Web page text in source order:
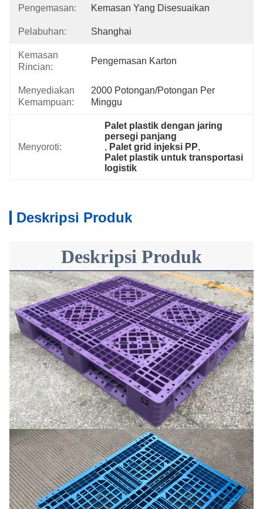
Pengemasan: Kemasan Yang Disesuaikan
Pelabuhan: Shanghai
Kemasan
Rincian:
Pengemasan Karton
Menyediakan
Kemampuan:
2000 Potongan/potongan Per
Minggu
Menyoroti:
Palet plastik dengan jaring
persegi panjang
, Palet grid injeksi PP,
Palet plastik untuk transportasi
logistik
Deskripsi Produk
Deskripsi Produk